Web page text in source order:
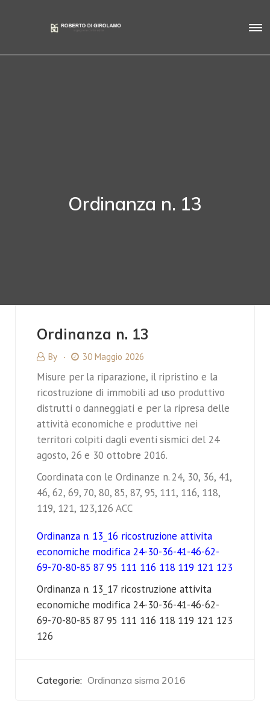
Ordinanza n. 13
Ordinanza n. 13
By 30 Maggio 2026
Misure per la riparazione, il ripristino e la
ricostruzione di immobili ad uso produttivo
distrutti o danneggiati e per la ripresa delle
attività economiche e produttive nei
territori colpiti dagli eventi sismici del 24
agosto, 26 e 30 ottobre 2016.
Coordinata con le Ordinanze n. 24, 30, 36, 41,
46, 62, 69, 70, 80, 85, 87, 95, 111, 116, 118,
119, 121, 123,126 ACC
Ordinanza n. 13_16 ricostruzione attivita
economiche modifica 24-30-36-41-46-62-
69-70-80-85 87 95 111 116 118 119 121 123
Ordinanza n. 13_17 ricostruzione attivita
economiche modifica 24-30-36-41-46-62-
69-70-80-85 87 95 111 116 118 119 121 123
126
Categorie: Ordinanza sisma 2016